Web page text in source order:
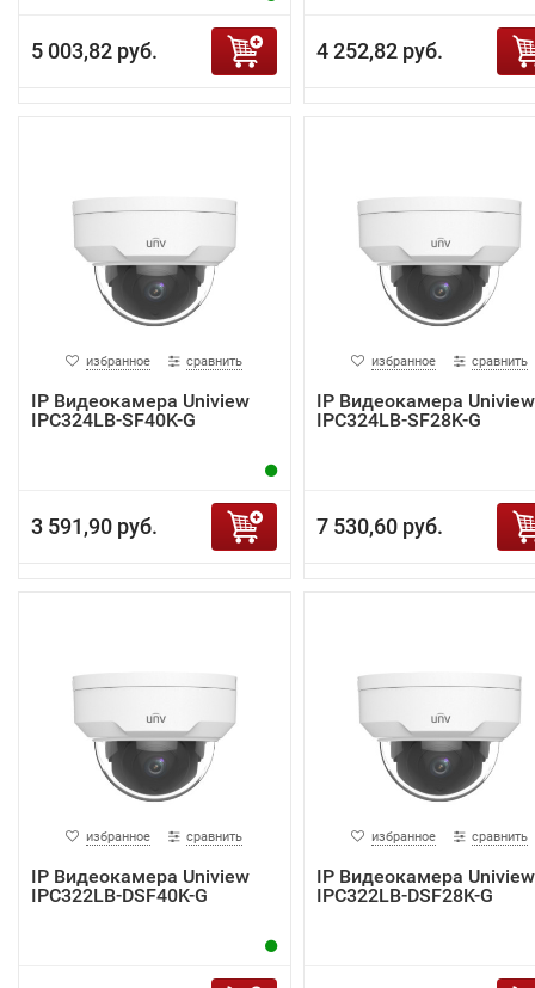
5 003,82 руб. 4 252,82 руб.
избранное сравнить
IP Видеокамера Uniview
IPC324LB-SF40K-G
3 591,90 руб.
избранное сравнить
IP Видеокамера Uniview
IPC324LB-SF28K-G
7 530,60 руб.
избранное сравнить
IP Видеокамера Uniview
IPC322LB-DSF40K-G
избранное сравнить
IP Видеокамера Uniview
IPC322LB-DSF28K-G